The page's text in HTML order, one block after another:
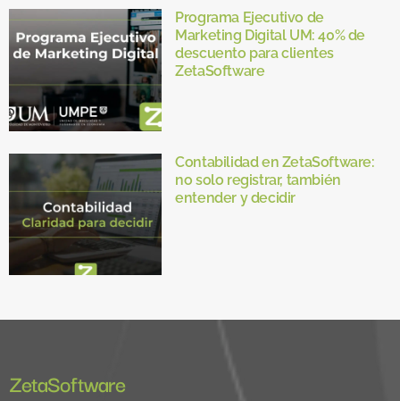
Programa Ejecutivo de
Marketing Digital UM: 40% de
descuento para clientes
ZetaSoftware
Contabilidad en ZetaSoftware:
no solo registrar, también
entender y decidir
ZetaSoftware